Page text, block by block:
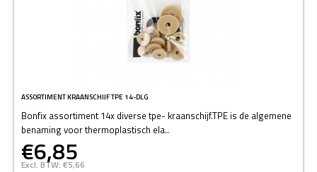
ASSORTIMENT KRAANSCHIJF TPE 14-DLG
Bonfix assortiment 14x diverse tpe- kraanschijf.TPE is de algemene
benaming voor thermoplastisch ela..
€6,85
Excl. BTW: €5,66